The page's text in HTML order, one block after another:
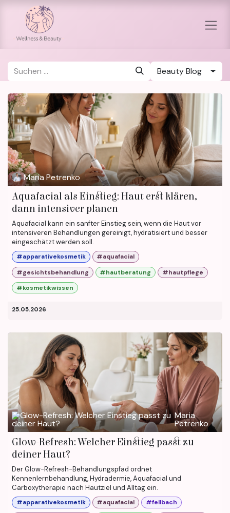
Zum Inhalt springen
Beauty Blog
Maria Petrenko
Aquafacial als Einstieg: Haut erst klären,
dann intensiver planen
Aquafacial kann ein sanfter Einstieg sein, wenn die Haut vor
intensiveren Behandlungen gereinigt, hydratisiert und besser
eingeschätzt werden soll.
#apparativekosmetik
#aquafacial
#gesichtsbehandlung
#hautberatung
#hautpflege
#kosmetikwissen
25.05.2026
Maria
Petrenko
Glow-Refresh: Welcher Einstieg passt zu
deiner Haut?
Der Glow-Refresh-Behandlungspfad ordnet
Kennenlernbehandlung, Hydradermie, Aquafacial und
Carboxytherapie nach Hautziel und Alltag ein.
#apparativekosmetik #aquafacial
#fellbach